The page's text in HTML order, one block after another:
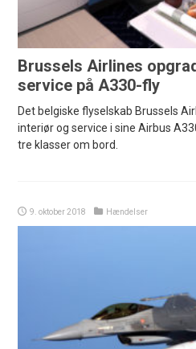
Brussels Airlines
service på A330-fly
Det belgiske flyselskab Brussels
interiør og service i sine Airbus
tre klasser om bord.
9. oktober 2018 Hændelser